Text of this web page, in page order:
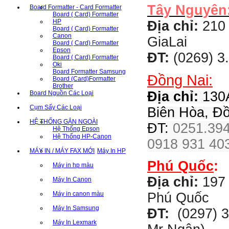
Board Formatter - Card Formatter
Board ( Card) Formatter
HP
Board ( Card) Formatter
Canon
Board ( Card) Formatter
Epson
Board ( Card) Formatter
Oki
Board Formatter Samsung
Board (Card)Formatter
Brother
Board Nguồn Các Loại
Cụm Sấy Các Loại
HỆ THỐNG GẮN NGOÀI
Hệ Thống Epson
Hệ Thống HP-Canon
MÁY IN / MÁY FAX MỚI Máy In HP
Máy in hp màu
Máy In Canon
Máy in canon màu
Máy In Samsung
Máy In Lexmark
Tây
Địa chỉ:
GiaLai
ĐT: (0269)
Đồng Nai:
Địa chỉ:
Biên Hòa,
ĐT:
0918 931
Phú Quốc:
Địa chỉ:
Phú Quốc
ĐT:
(0297)